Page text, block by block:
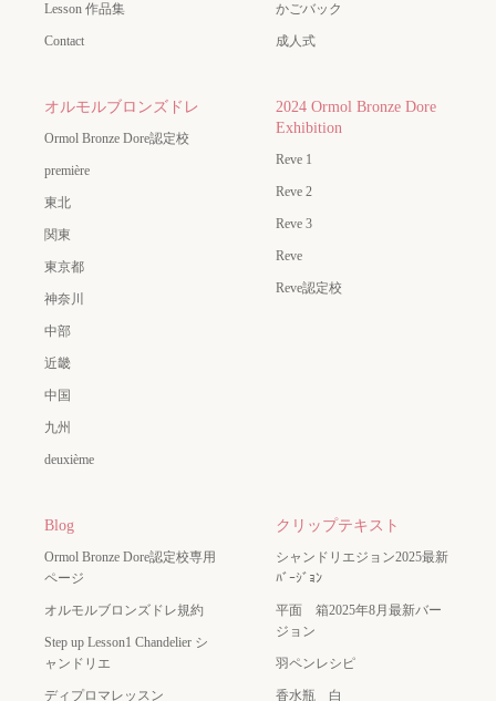
Lesson 作品集
Contact
かごバック
成人式
オルモルブロンズドレ
Ormol Bronze Dore認定校
première
東北
関東
東京都
神奈川
中部
近畿
中国
九州
deuxième
2024 Ormol Bronze Dore
Exhibition
Reve 1
Reve 2
Reve 3
Reve
Reve認定校
Blog
Ormol Bronze Dore認定校専用
ページ
オルモルブロンズドレ規約
Step up Lesson1 Chandelier シ
ャンドリエ
ディプロマレッスン
クリップテキスト
シャンドリエジョン2025最新
ﾊﾞｰｼﾞｮﾝ
平面 箱2025年8月最新バー
ジョン
羽ペンレシピ
香水瓶 白